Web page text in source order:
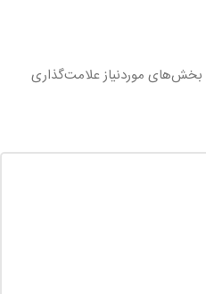
بخش‌های موردنیاز علامت‌گذاری